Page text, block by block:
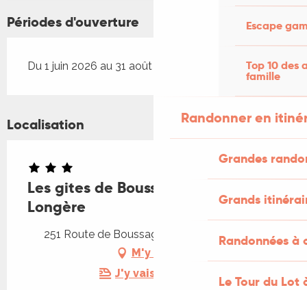
Escape
Top 10 des
famille
Randonner en
Grandes
Grands
Randonnées
Le Tour du Lot
Périodes d'ouverture
Du 1 juin 2026 au 31 août 2026
Localisation
Les gites de Boussagou : La
Longère
251 Route de Boussagou, 46250 Marminiac
M'y rendre
J'y vais en train !